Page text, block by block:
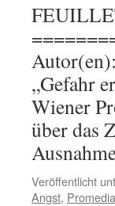
„Gefahr
Wiener
über das
Veröffentlicht
Angst,